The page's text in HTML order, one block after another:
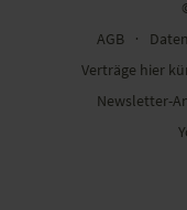
AGB
∙
Verträge hier
Newsletter-